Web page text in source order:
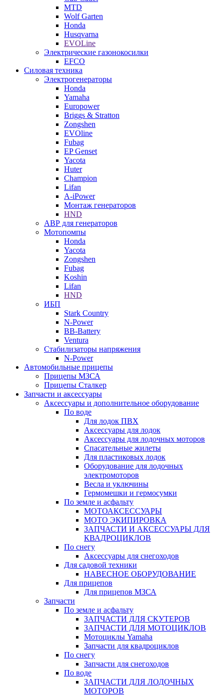
MTD
Wolf Garten
Honda
Husqvarna
EVOLine
Электрические газонокосилки
EFCO
Силовая техника
Электрогенераторы
Honda
Yamaha
Europower
Briggs & Stratton
Zongshen
EVOline
Fubag
EP Genset
Yacota
Huter
Champion
Lifan
A-iPower
Монтаж генераторов
HND
АВР для генераторов
Мотопомпы
Honda
Yacota
Zongshen
Fubag
Koshin
Lifan
HND
ИБП
Stark Country
N-Power
BB-Battery
Ventura
Стабилизаторы напряжения
N-Power
Автомобильные прицепы
Прицепы МЗСА
Прицепы Сталкер
Запчасти и аксессуары
Аксессуары и дополнительное оборудование
По воде
Для лодок ПВХ
Аксессуары для лодок
Аксессуары для лодочных моторов
Спасательные жилеты
Для пластиковых лодок
Оборудование для лодочных
электромоторов
Весла и уключины
Гермомешки и гермосумки
По земле и асфальту
МОТОАКСЕССУАРЫ
МОТО ЭКИПИРОВКА
ЗАПЧАСТИ И АКСЕССУАРЫ ДЛЯ
КВАДРОЦИКЛОВ
По снегу
Аксессуары для снегоходов
Для садовой техники
НАВЕСНОЕ ОБОРУДОВАНИЕ
Для прицепов
Для прицепов МЗСА
Запчасти
По земле и асфальту
ЗАПЧАСТИ ДЛЯ СКУТЕРОВ
ЗАПЧАСТИ ДЛЯ МОТОЦИКЛОВ
Мотоциклы Yamaha
Запчасти для квадроциклов
По снегу
Запчасти для снегоходов
По воде
ЗАПЧАСТИ ДЛЯ ЛОДОЧНЫХ
МОТОРОВ